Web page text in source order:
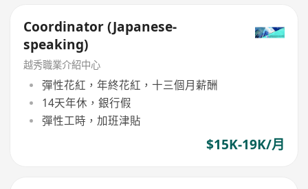
Coordinator (Japanese-
speaking)
越秀職業介紹中心
彈性花紅，年終花紅，十三個月薪酬
14天年休，銀行假
彈性工時，加班津貼
$15K-19K/月